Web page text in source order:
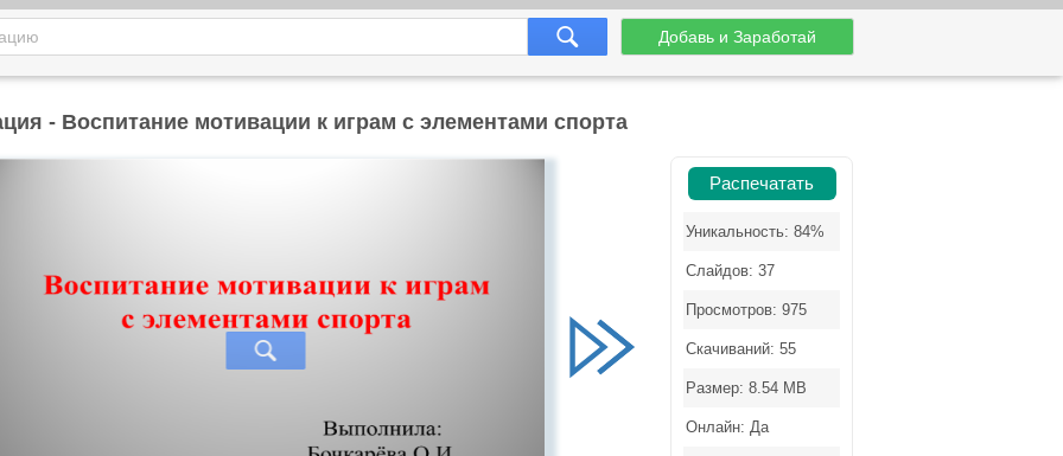
Добавь и Заработай
- Воспитание мотивации к играм с элементами спорта
Распечатать
Уникальность: 84%
Слайдов: 37
Просмотров: 975
Скачиваний: 55
Размер: 8.54 MB
Онлайн: Да